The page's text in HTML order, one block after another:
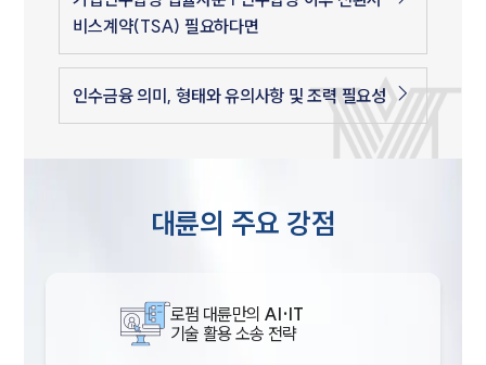
비스계약(TSA) 필요하다면
인수금융 의미, 형태와 유의사항 및 조력 필요성
대륜의 주요 강점
로펌 대륜만의 AI·IT
기술 활용 소송 전략